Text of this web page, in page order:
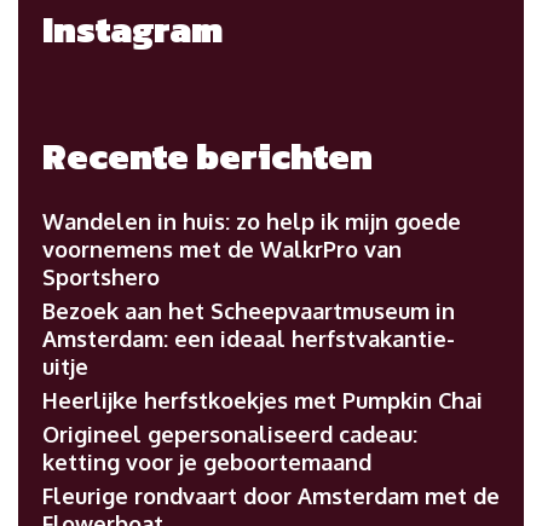
Instagram
Recente berichten
Wandelen in huis: zo help ik mijn goede
voornemens met de WalkrPro van
Sportshero
Bezoek aan het Scheepvaartmuseum in
Amsterdam: een ideaal herfstvakantie-
uitje
Heerlijke herfstkoekjes met Pumpkin Chai
Origineel gepersonaliseerd cadeau:
ketting voor je geboortemaand
Fleurige rondvaart door Amsterdam met de